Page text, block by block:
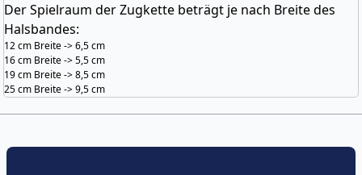
Der Spielraum der Zugkette beträgt je nach Breite des
Halsbandes:
12 cm Breite -> 6,5 cm
16 cm Breite -> 5,5 cm
19 cm Breite -> 8,5 cm
25 cm Breite -> 9,5 cm